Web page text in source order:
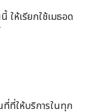
ให้เรียกใช้เมธอด
ที่ที่ให้บริการในทุก